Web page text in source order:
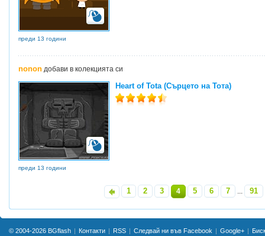
преди 13 години
nonon добави в колекцията си
Heart of Tota (Сърцето на Тота)
преди 13 години
1 2 3 4 5 6 7 ... 91»
© 2004-2026 BGflash Контакти RSS Следвай ни във Facebook Google+